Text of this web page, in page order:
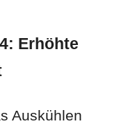
Erhöhte
Auskühlen